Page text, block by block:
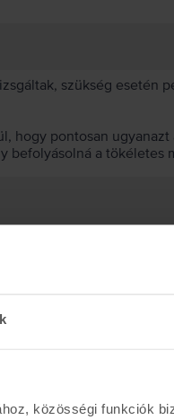
közösségi funkciók
szükség esetén
hogy pontosan
befolyásolná a tökéletes